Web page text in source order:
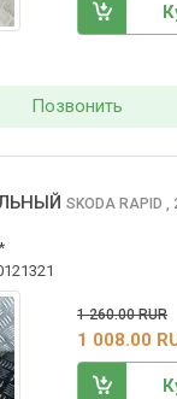
Позвонить
SKODA RAPID
1 260.00 RUR
1 008.00